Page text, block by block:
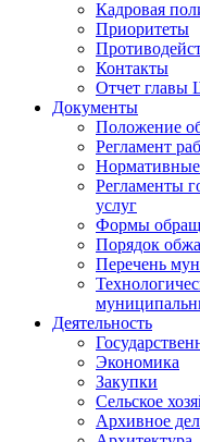
Кадровая
Приоритеты
Контакты
Отчет главы
Документы
Положение
Регламент
Регламенты
услуг
Формы
Порядок
Перечень
Деятельность
Экономика
Закупки
Сельское
Архивное